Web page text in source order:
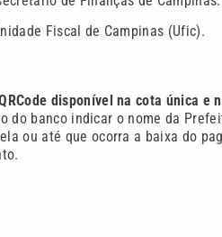
Fiscal de Campinas (Ufic).
disponível na cota única e
banco indicar o nome da
ou até que ocorra a baixa do